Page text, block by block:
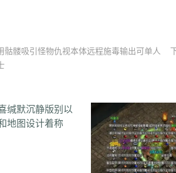
骷髅吸引怪物仇视本体远程施毒输出可单人